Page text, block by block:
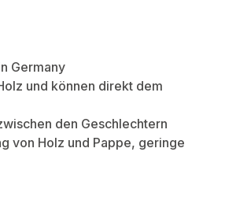
Germany
und können direkt dem
den Geschlechtern
von Holz und Pappe, geringe